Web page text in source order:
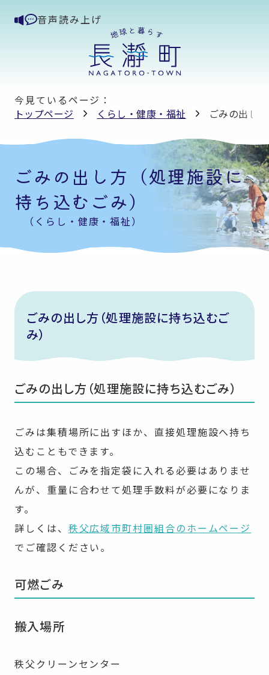
音声読み上げ
今見ているページ：
トップページ
くらし・健康・福祉 ごみの出し
ごみの出し方（処理施設に
持ち込むごみ）
（くらし・健康・福祉）
ごみの出し方（処理施設に持ち込むご
み）
ごみの出し方（処理施設に持ち込むごみ）
ごみは集積場所に出すほか、直接処理施設へ持ち
込むこともできます。
この場合、ごみを指定袋に入れる必要はありませ
んが、重量に合わせて処理手数料が必要になりま
す。
詳しくは、 秩父広域市町村圏組合のホームページ
でご確認ください。
可燃ごみ
搬入場所
秩父クリーンセンター